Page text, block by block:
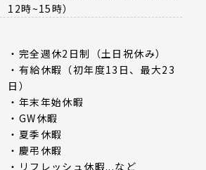
12時~15時）
・完全週休2日制（土日祝休み）
・有給休暇（初年度13日、最大23
日）
・年末年始休暇
・GW休暇
・夏季休暇
・慶弔休暇
・リフレッシュ休暇...など